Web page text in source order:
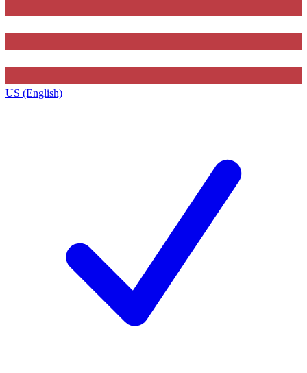
US (English)